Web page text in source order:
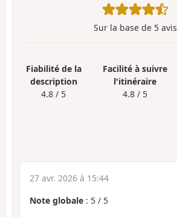
Sur la base de 5 avis
Fiabilité de la
description
4.8 / 5
Facilité à suivre
l'itinéraire
4.8 / 5
27 avr. 2026 à 15:44
Note globale : 5 / 5